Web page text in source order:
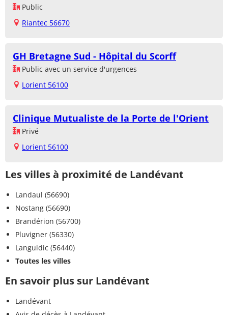
Public
Riantec 56670
GH Bretagne Sud - Hôpital du Scorff
Public avec un service d'urgences
Lorient 56100
Clinique Mutualiste de la Porte de l'Orient
Privé
Lorient 56100
Les villes à proximité de Landévant
Landaul (56690)
Nostang (56690)
Brandérion (56700)
Pluvigner (56330)
Languidic (56440)
Toutes les villes
En savoir plus sur Landévant
Landévant